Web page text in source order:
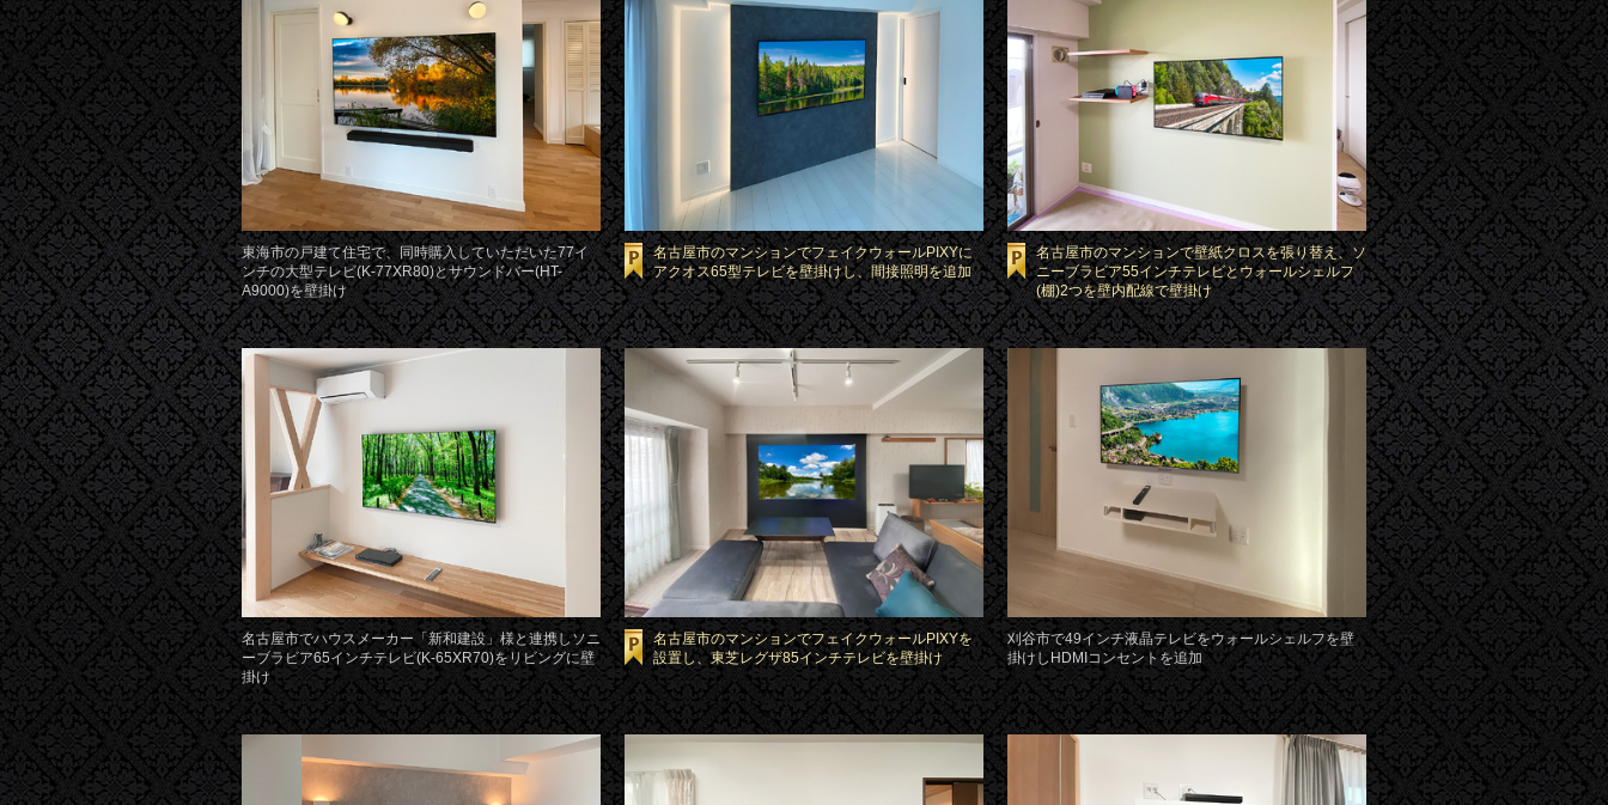
東海市の戸建て住宅で、同時購入していただいた77イ
ンチの大型テレビ(K-77XR80)とサウンドバー(HT-
A9000)を壁掛け
名古屋市のマンションでフェイクウォールPIXYに
アクオス65型テレビを壁掛けし、間接照明を追加
名古屋市のマンションで壁紙クロスを張り替え、ソ
ニーブラビア55インチテレビとウォールシェルフ
(棚)2つを壁内配線で壁掛け
名古屋市でハウスメーカー「新和建設」様と連携しソニ
ーブラビア65インチテレビ(K-65XR70)をリビングに壁
掛け
名古屋市のマンションでフェイクウォールPIXYを
設置し、東芝レグザ85インチテレビを壁掛け
刈谷市で49インチ液晶テレビをウォールシェルフを壁
掛けしHDMIコンセントを追加